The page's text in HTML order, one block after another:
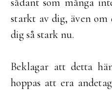
sådant som många
starkt av dig, även
dig så stark nu.
Beklagar att detta
hoppas att era